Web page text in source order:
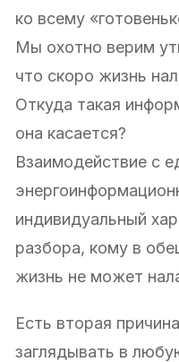
ко всему
Мы охотно верим
что скоро жизнь
Откуда такая
она касается?
Взаимодействие с
индивидуальный
разбора, кому в
жизнь не может
Есть вторая
заглядывать в